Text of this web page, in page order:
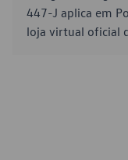
447-J aplica em
loja virtual oficial